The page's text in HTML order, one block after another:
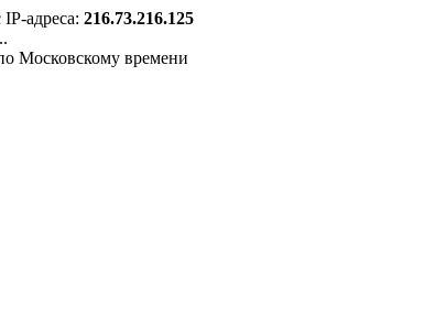
адреса: 216.73.216.125
Московскому времени